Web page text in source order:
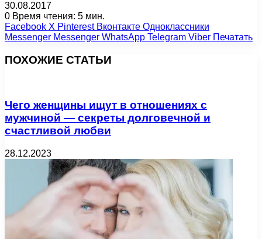
30.08.2017
0 Время чтения: 5 мин.
Facebook X Pinterest Вконтакте Одноклассники
Messenger Messenger WhatsApp Telegram Viber Печатать
ПОХОЖИЕ СТАТЬИ
Чего женщины ищут в отношениях с
мужчиной — секреты долговечной и
счастливой любви
28.12.2023